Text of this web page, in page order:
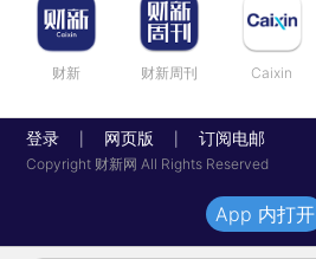
财新 财新周刊 Caixin
登录 网页版 订阅电邮
Copyright 财新网 All Rights Reserved
App 内打开